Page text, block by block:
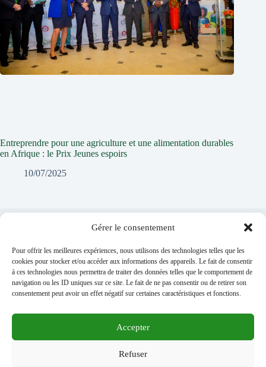
Gérer le consentement
Pour offrir les meilleures expériences, nous utilisons des technologies telles que les
cookies pour stocker et/ou accéder aux informations des appareils. Le fait de consentir
à ces technologies nous permettra de traiter des données telles que le comportement de
navigation ou les ID uniques sur ce site. Le fait de ne pas consentir ou de retirer son
consentement peut avoir un effet négatif sur certaines caractéristiques et fonctions.
Accepter
Refuser
Entreprendre pour une agriculture et une alimentation durables
en Afrique : le Prix Jeunes espoirs
10/07/2025
Vous devezvous connecterpour publier un commentaire.
A PROPOS DE NOUS